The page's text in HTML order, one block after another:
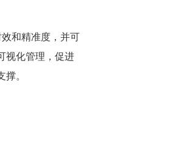
和精准度，并可
视化管理，促进
。